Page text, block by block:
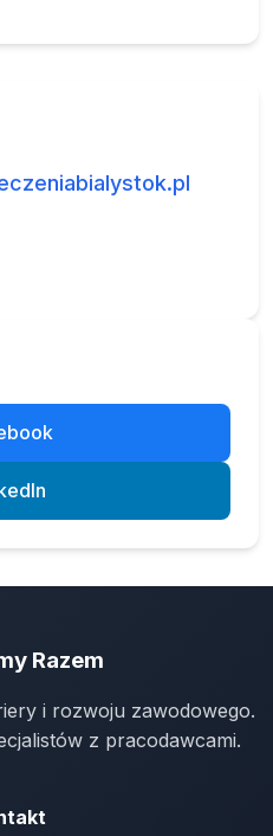
Razem
i rozwoju zawodowego.
z pracodawcami.